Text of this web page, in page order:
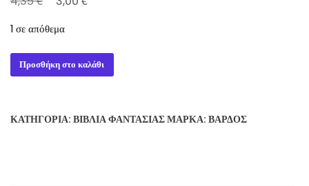
was:
4,35 €.είναι:
3,00 €.
1 σε απόθεμα
WORLDWAR
UPSETTING
-
Προσθήκη στο καλάθι
ΚΑΤΗΓΟΡΊΑ: ΒΙΒΛΊΑ ΦΑΝΤΑΣΊΑΣΜΆΡΚΑ: ΒΆΡΔΟΣ